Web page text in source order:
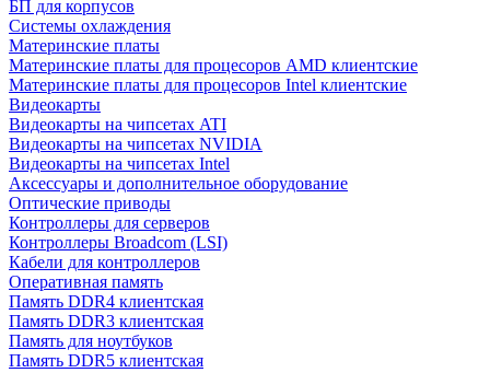
БП для корпусов
Системы охлаждения
Материнские платы
Материнские платы для процесоров AMD клиентские
Материнские платы для процесоров Intel клиентские
Видеокарты
Видеокарты на чипсетах ATI
Видеокарты на чипсетах NVIDIA
Видеокарты на чипсетах Intel
Аксессуары и дополнительное оборудование
Оптические приводы
Контроллеры для серверов
Контроллеры Broadcom (LSI)
Кабели для контроллеров
Оперативная память
Память DDR4 клиентская
Память DDR3 клиентская
Память для ноутбуков
Память DDR5 клиентская